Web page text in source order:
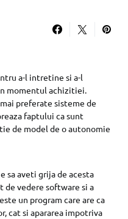
a-l intretine si a-l
momentul achizitiei.
preferate sisteme de
faptului ca sunt
de model de o autonomie
sa aveti grija de acesta
de vedere software si a
un program care are ca
cat si apararea impotriva